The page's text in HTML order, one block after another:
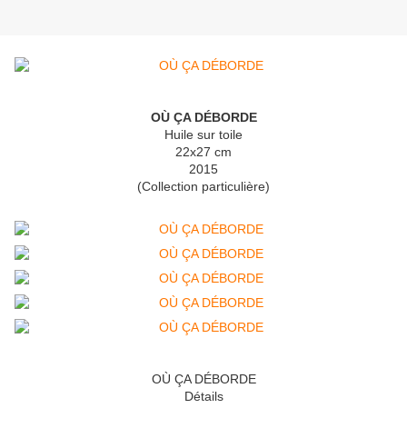
OÙ ÇA DÉBORDE
Huile sur toile
22x27 cm
2015
(Collection particulière)
OÙ ÇA DÉBORDE
Détails